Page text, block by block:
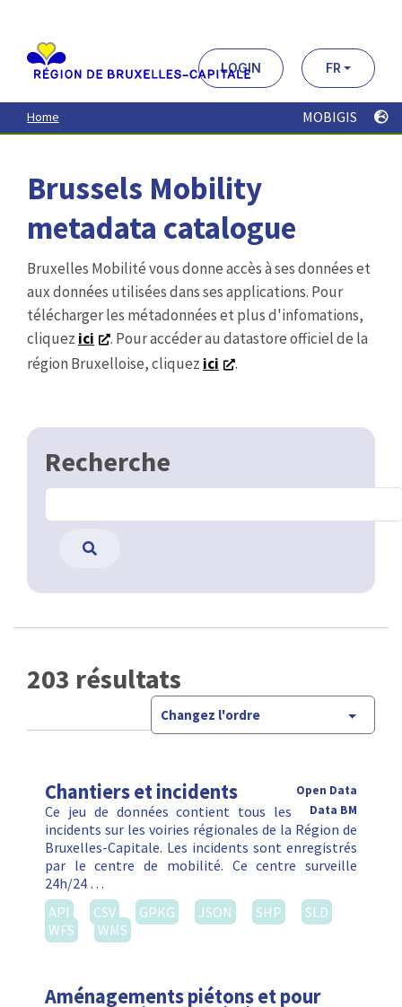
contenu
principal
LOGIN FR
Home MOBIGIS
Brussels Mobility
metadata catalogue
Bruxelles Mobilité vous donne accès à ses données et
aux données utilisées dans ses applications. Pour
télécharger les métadonnées et plus d'infomations,
cliquez ici
. Pour accéder au datastore officiel de la
région Bruxelloise, cliquez ici .
Recherche
203 résultats
Changez l'ordre
Chantiers et incidents
Open Data
Data BM
Ce jeu de données contient tous les
incidents sur les voiries régionales de la Région de
Bruxelles-Capitale. Les incidents sont enregistrés
par le centre de mobilité. Ce centre surveille
24h/24 …
API
CSV GPKG JSON SHP
SLD
WFS
WMS
Aménagements piétons et pour